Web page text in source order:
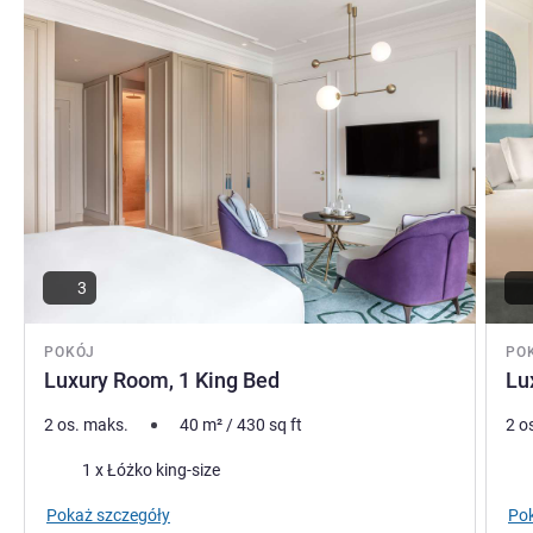
POKÓJ
Luxury Room, 1 King Bed
3
2 os. maks. 40 m²/430 sq ft
Pościel1 x Łóżko king-size
Pokaż szczegóły
2